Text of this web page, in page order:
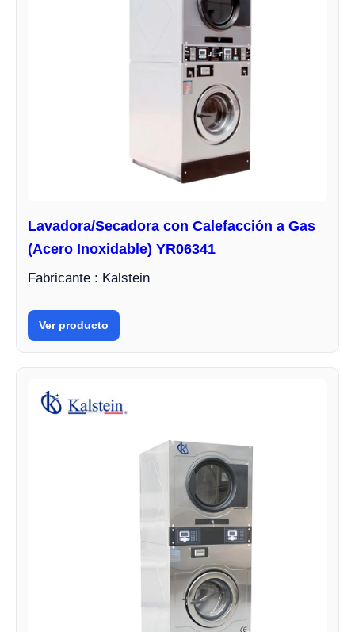
Lavadora/Secadora con Calefacción a Gas
(Acero Inoxidable) YR06341
Fabricante : Kalstein
Ver producto